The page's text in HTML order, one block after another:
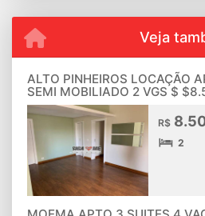
Veja
ALTO PINHEIROS LOCAÇÃO
SEMI MOBILIADO 2 VGS $
R$
2